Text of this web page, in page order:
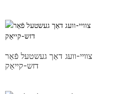
צוויי-וועג דאַך געשטעל פֿאַר
דזש-קייאַק